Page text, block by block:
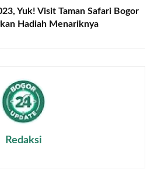
Yuk! Visit Taman Safari Bogor
Hadiah Menariknya
Redaksi